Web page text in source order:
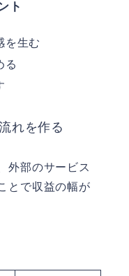
ト
を生む
る
れを作る
外部のサービス
とで収益の幅が